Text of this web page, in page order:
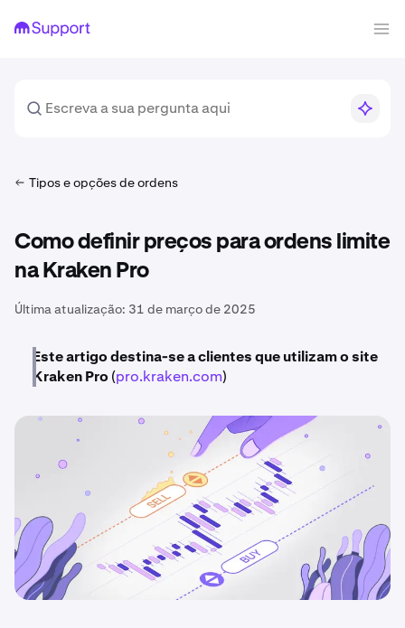
Tipos e opções de ordens
Como definir preços para ordens limite
na Kraken Pro
Última atualização: 31 de março de 2025
Este artigo destina-se a clientes que utilizam o site
Kraken Pro (pro.kraken.com)